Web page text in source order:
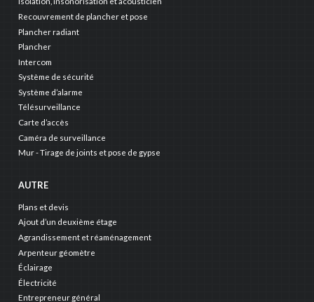
Recouvrement de plancher et pose
Plancher radiant
Plancher
Intercom
Système de sécurité
Système d’alarme
Télésurveillance
Carte d’accès
Caméra de surveillance
Mur - Tirage de joints et pose de gypse
AUTRE
Plans et devis
Ajout d’un deuxième étage
Agrandissement et réaménagement
Arpenteur géomètre
Éclairage
Électricité
Entrepreneur général